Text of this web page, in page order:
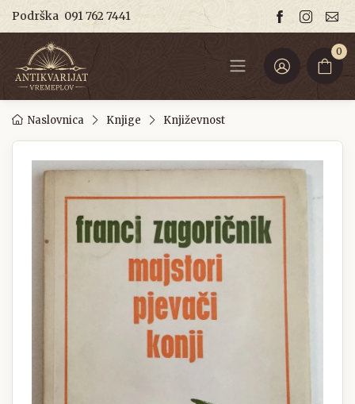
Podrška 091 762 7441
0
Naslovnica Knjige Književnost